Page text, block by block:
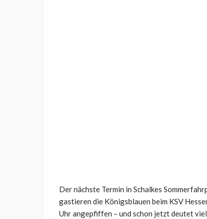
Der nächste Termin in Schalkes
gastieren die Königsblauen beim KSV
Uhr angepfiffen – und schon jetzt deutet